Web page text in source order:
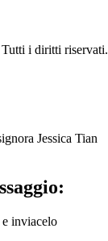
i diritti riservati.
Jessica Tian
inviacelo